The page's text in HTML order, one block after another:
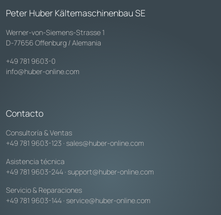
Peter Huber Kältemaschinenbau SE
Werner-von-Siemens-Strasse 1
D-77656 Offenburg / Alemania
+49 781 9603-0
info@huber-online.com
Contacto
Consultoría & Ventas
+49 781 9603-123 · sales@huber-online.com
Asistencia técnica
+49 781 9603-244 · support@huber-online.com
Servicio & Reparaciones
+49 781 9603-144 · service@huber-online.com